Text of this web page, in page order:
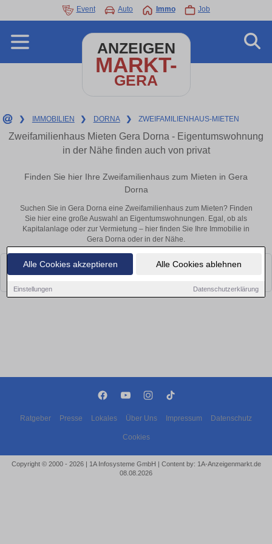
Alle Cookies akzeptieren Alle Cookies ablehnen
Einstellungen Datenschutzerklärung
Event Auto Immo Job
ANZEIGEN
MARKT-
GERA
❯ IMMOBILIEN ❯ DORNA ❯ ZWEIFAMILIENHAUS-MIETEN
Zweifamilienhaus Mieten Gera Dorna - Eigentumswohnung
in der Nähe finden auch von privat
Finden Sie hier Ihre Zweifamilienhaus zum Mieten in Gera
Dorna
Suchen Sie in Gera Dorna eine Zweifamilienhaus zum Mieten? Finden
Sie hier eine große Auswahl an Eigentumswohnungen. Egal, ob als
Kapitalanlage oder zur Vermietung – hier finden Sie Ihre Immobilie in
Gera Dorna oder in der Nähe.
Leider konnten wir derzeit keine passenden Objekte finden. Schauen Sie
bald wieder vorbei!
Ratgeber Presse Lokales Über Uns Impressum Datenschutz
Cookies
Copyright © 2000 - 2026 | 1A Infosysteme GmbH | Content by: 1A-Anzeigenmarkt.de
08.08.2026